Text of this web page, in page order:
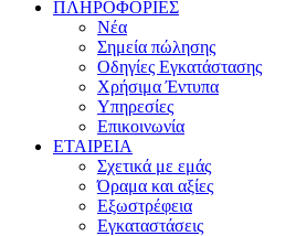
ΠΛΗΡΟΦΟΡΙΕΣ
Νέα
Σημεία πώλησης
Οδηγίες Εγκατάστασης
Χρήσιμα Έντυπα
Υπηρεσίες
Επικοινωνία
ΕΤΑΙΡΕΙΑ
Σχετικά με εμάς
Όραμα και αξίες
Εξωστρέφεια
Εγκαταστάσεις